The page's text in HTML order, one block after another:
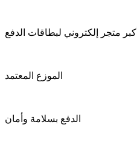
أكبر متجر إلكتروني لبطاقات الدفع
الموزع المعتمد
الدفع بسلامة وأمان